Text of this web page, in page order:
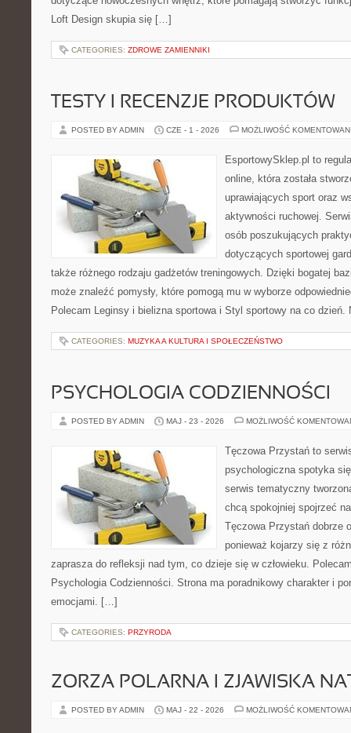
Loft Design skupia się […]
CATEGORIES: ZDROWE ZAMIENNIKI
TESTY I RECENZJE PRODUKTÓW
POSTED BY ADMIN CZE - 1 - 2026 MOŻLIWOŚĆ
EsportowySklep.pl to
online, która została
uprawiających sport oraz
aktywności ruchowej.
osób poszukujących
dotyczących sportowej
także różnego rodzaju gadżetów treningowych. Dzięki bogatej
może znaleźć pomysły, które pomogą mu w wyborze
Polecam Leginsy i bielizna sportowa i Styl sportowy na co
CATEGORIES: MUZYKA A KULTURA I SPOŁECZEŃSTWO
PSYCHOLOGIA CODZIENNOŚCI
POSTED BY ADMIN MAJ - 23 - 2026 MOŻLIWOŚĆ
Tęczowa Przystań to
psychologiczna spotyka
serwis tematyczny
chcą spokojniej spojrzeć
Tęczowa Przystań dobrze
ponieważ kojarzy się z
zaprasza do refleksji nad tym, co dzieje się w człowieku.
Psychologia Codzienności. Strona ma poradnikowy charakter i
emocjami. […]
CATEGORIES: PRZYRODA
ZORZA POLARNA I ZJAWISKA
POSTED BY ADMIN MAJ - 22 - 2026 MOŻLIWOŚĆ